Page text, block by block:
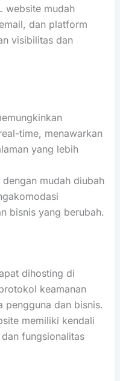
website mudah
dan platform
visibilitas dan
time, menawarkan
yang lebih
mudah diubah
bisnis yang berubah.
dihosting di
keamanan
pengguna dan bisnis.
memiliki kendali
fungsionalitas